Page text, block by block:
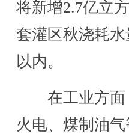
将新增2.7亿立
套灌区秋浇耗
以内。
在工业方面
火电、煤制油